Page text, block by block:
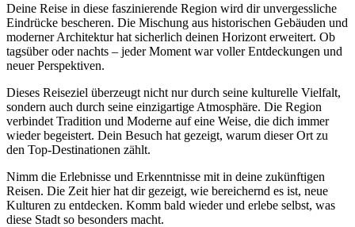
Deine Reise in diese faszinierende Region wird dir unvergessliche
Eindrücke bescheren. Die Mischung aus historischen Gebäuden und
moderner Architektur hat sicherlich deinen Horizont erweitert. Ob
tagsüber oder nachts – jeder Moment war voller Entdeckungen und
neuer Perspektiven.
Dieses Reiseziel überzeugt nicht nur durch seine kulturelle Vielfalt,
sondern auch durch seine einzigartige Atmosphäre. Die Region
verbindet Tradition und Moderne auf eine Weise, die dich immer
wieder begeistert. Dein Besuch hat gezeigt, warum dieser Ort zu
den Top-Destinationen zählt.
Nimm die Erlebnisse und Erkenntnisse mit in deine zukünftigen
Reisen. Die Zeit hier hat dir gezeigt, wie bereichernd es ist, neue
Kulturen zu entdecken. Komm bald wieder und erlebe selbst, was
diese Stadt so besonders macht.